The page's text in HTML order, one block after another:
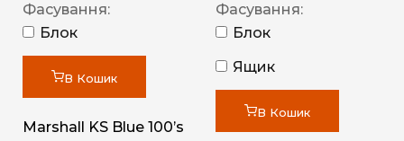
Фасування:
Блок
В Кошик
Marshall KS Blue 100’s
Фасування:
Блок
Ящик
В Кошик